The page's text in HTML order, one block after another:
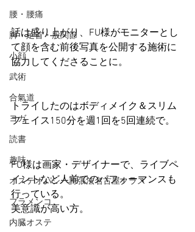
腰・腰痛
脚・足首・股関節
小顔
武術
合氣道
ヨガ
読書
趣味
オステオパシー誇張法名古屋クラス
フラメンコ
内臓オステ
話は盛り上がり、FU様がモニターとし
て顔を含む前後写真を公開する施術に
協力してくださることに。
トライしたのはボディメイク＆スリム
フェイス150分を週1回を5回連続で。
FU様は画家・デザイナーで、ライブペ
イントなど人前でのパフォーマンスも
行っている。
美意識が高い方。